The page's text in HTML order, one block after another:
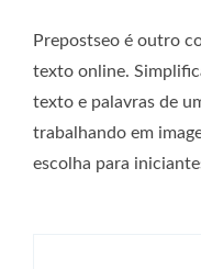
Prepostseo é outro
texto online.
texto e palavras de
trabalhando em
escolha para